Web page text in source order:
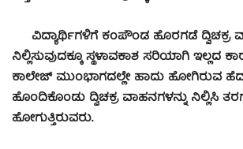
ವಿದ್ಯಾರ್ಥಿಗಳಿಗೆ ಕಂಪೌಂಡ ಹೊರಗಡೆ ದ್ವಿಚಕ್ರ
ನಿಲ್ಲಿಸುವುದಕ್ಕೂ ಸ್ಥಳಾವಕಾಶ ಸರಿಯಾಗಿ ಇಲ್ಲದ
ಕಾಲೇಜ್ ಮುಂಭಾಗದಲ್ಲೇ ಹಾದು ಹೋಗಿರುವ
ಹೊಂದಿಕೊಂಡು ದ್ವಿಚಕ್ರ ವಾಹನಗಳನ್ನು ನಿಲ್ಲಿಸಿ
ಹೋಗುತ್ತಿರುವರು.